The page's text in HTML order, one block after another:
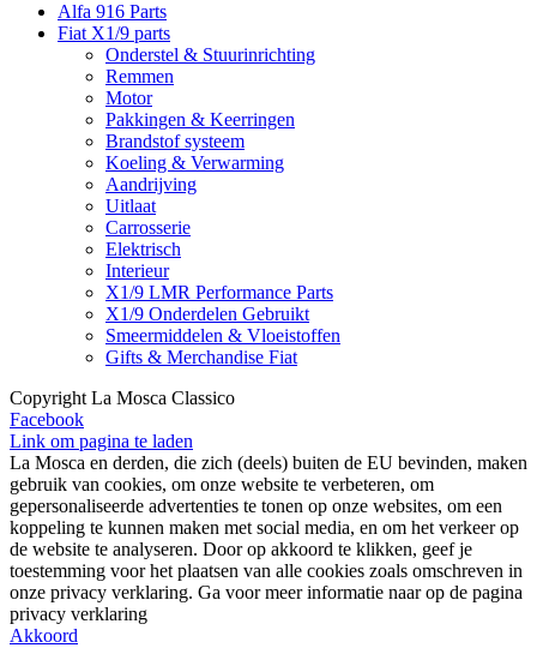
Alfa 916 Parts
Fiat X1/9 parts
Onderstel & Stuurinrichting
Remmen
Motor
Pakkingen & Keerringen
Brandstof systeem
Koeling & Verwarming
Aandrijving
Uitlaat
Carrosserie
Elektrisch
Interieur
X1/9 LMR Performance Parts
X1/9 Onderdelen Gebruikt
Smeermiddelen & Vloeistoffen
Gifts & Merchandise Fiat
Copyright La Mosca Classico
Facebook
Link om pagina te laden
La Mosca en derden, die zich (deels) buiten de EU bevinden, maken
gebruik van cookies, om onze website te verbeteren, om
gepersonaliseerde advertenties te tonen op onze websites, om een
koppeling te kunnen maken met social media, en om het verkeer op
de website te analyseren. Door op akkoord te klikken, geef je
toestemming voor het plaatsen van alle cookies zoals omschreven in
onze privacy verklaring. Ga voor meer informatie naar op de pagina
privacy verklaring
Akkoord